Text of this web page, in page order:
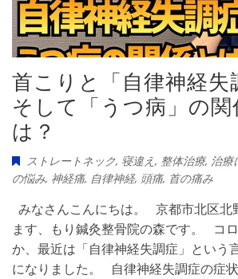
首こりと「自律神経失
そして「うつ病」の関
は？
ストレートネック, 寝違え, 整体治療, 治療
の悩み, 神経痛, 自律神経, 頭痛, 首の痛み
みなさんこんにちは。 京都市北区北
ます、もり鍼灸整骨院の森です。 コ
か、最近は「自律神経失調症」という
になりました。 自律神経失調症の症状